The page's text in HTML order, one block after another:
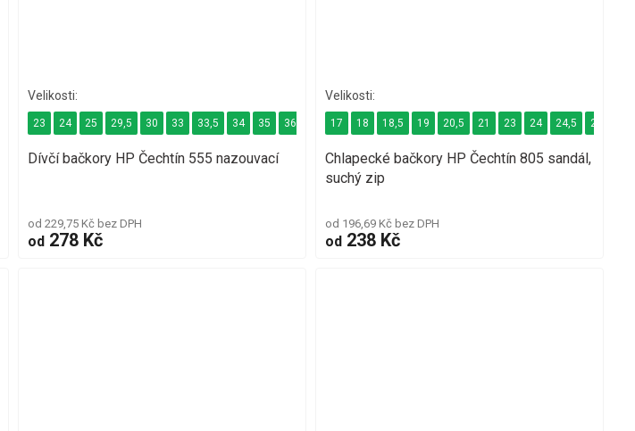
24,5
Dívčí bačkory HP Čechtín 555 nazouvací
od 229,75 Kč bez DPH
od278 Kč
23 24 25 29,5 30 33 33,5 34 35 36 38,5 40 41
Chlapecké bačkory HP Čechtín 805 sandál,
suchý zip
od 196,69 Kč bez DPH
od238 Kč
17 18 18,5 19 20,5 21 23 24 24,5 25